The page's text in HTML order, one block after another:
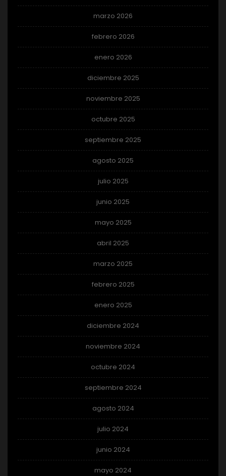
marzo 2026
febrero 2026
enero 2026
diciembre 2025
noviembre 2025
octubre 2025
septiembre 2025
agosto 2025
julio 2025
junio 2025
mayo 2025
abril 2025
marzo 2025
febrero 2025
enero 2025
diciembre 2024
noviembre 2024
octubre 2024
septiembre 2024
agosto 2024
julio 2024
junio 2024
mayo 2024